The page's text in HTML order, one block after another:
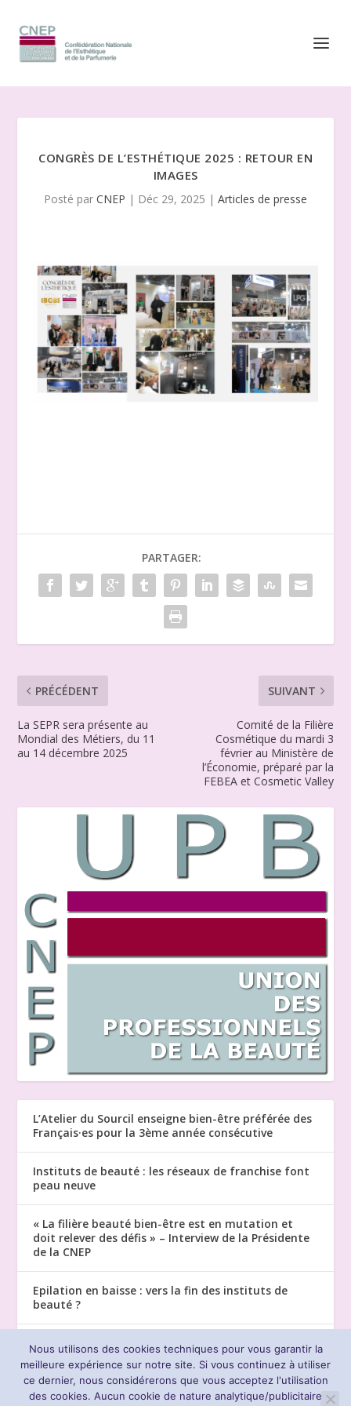
CONGRÈS DE L’ESTHÉTIQUE 2025 : RETOUR EN
IMAGES
Posté par CNEP | Déc 29, 2025 | Articles de presse
PARTAGER:
PRÉCÉDENT
La SEPR sera présente au
Mondial des Métiers, du 11
au 14 décembre 2025
SUIVANT
Comité de la Filière
Cosmétique du mardi 3
février au Ministère de
l’Économie, préparé par la
FEBEA et Cosmetic Valley
L’Atelier du Sourcil enseigne bien-être préférée des
Français·es pour la 3ème année consécutive
Instituts de beauté : les réseaux de franchise font
peau neuve
« La filière beauté bien-être est en mutation et
doit relever des défis » – Interview de la Présidente
de la CNEP
Epilation en baisse : vers la fin des instituts de
beauté ?
CNEP : « L’esthétique est un soin de support, il faut
le reconnaitre »
Nous utilisons des cookies techniques pour vous garantir la
meilleure expérience sur notre site. Si vous continuez à utiliser
ce dernier, nous considérerons que vous acceptez l'utilisation
des cookies. Aucun cookie de nature analytique/publicitaire